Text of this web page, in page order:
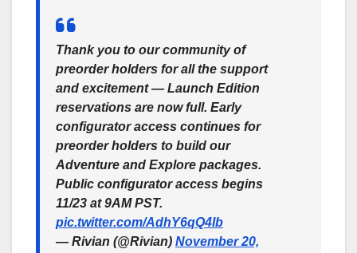
Thank you to our community of
preorder holders for all the support
and excitement — Launch Edition
reservations are now full. Early
configurator access continues for
preorder holders to build our
Adventure and Explore packages.
Public configurator access begins
11/23 at 9AM PST.
pic.twitter.com/AdhY6qQ4Ib
— Rivian (@Rivian) November 20,